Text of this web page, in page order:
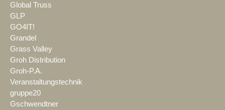
Global Truss
GLP
GO4IT!
Grandel
Grass Valley
Groh Distribution
Groh-P.A.
Veranstaltungstechnik
gruppe20
Gschwendtner